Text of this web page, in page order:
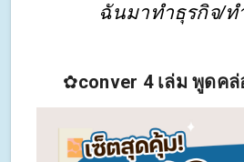
ฉันมาทำธุรกิจ/ท
✿conver 4 เล่ม พูดคล่